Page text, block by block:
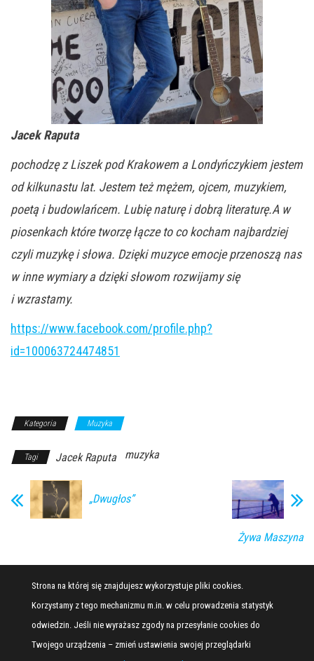
Jacek Raputa
pochodzę z Liszek pod Krakowem a Londyńczykiem jestem
od kilkunastu lat. Jestem też mężem, ojcem, muzykiem,
poetą i budowlańcem. Lubię naturę i dobrą literaturę.A w
piosenkach które tworzę łącze to co kocham najbardziej
czyli muzykę i słowa. Dzięki muzyce emocje przenoszą nas
w inne wymiary a dzięki słowom rozwijamy się
i wzrastamy.
https://www.facebook.com/profile.php?
id=100063724474851
Kategoria Muzyka
Tagi Jacek Raputa muzyka
„Dwugłos”
Żywa Maszyna
Strona na której się znajdujesz wykorzystuje pliki cookies.
Korzystamy z tego mechanizmu m.in. w celu prowadzenia statystyk
odwiedzin. Jeśli nie wyrażasz zgody na przesyłanie cookies do
Twojego urządzenia – zmień ustawienia swojej przeglądarki